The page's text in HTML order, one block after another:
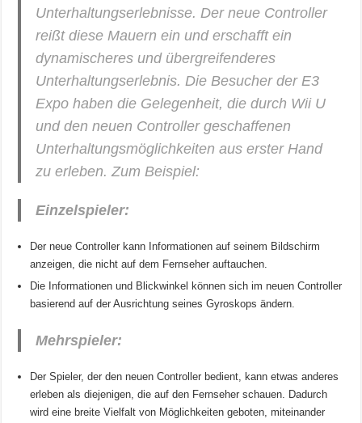
Unterhaltungserlebnisse. Der neue Controller
reißt diese Mauern ein und erschafft ein
dynamischeres und übergreifenderes
Unterhaltungserlebnis. Die Besucher der E3
Expo haben die Gelegenheit, die durch Wii U
und den neuen Controller geschaffenen
Unterhaltungsmöglichkeiten aus erster Hand
zu erleben. Zum Beispiel:
Einzelspieler:
Der neue Controller kann Informationen auf seinem Bildschirm
anzeigen, die nicht auf dem Fernseher auftauchen.
Die Informationen und Blickwinkel können sich im neuen Controller
basierend auf der Ausrichtung seines Gyroskops ändern.
Mehrspieler:
Der Spieler, der den neuen Controller bedient, kann etwas anderes
erleben als diejenigen, die auf den Fernseher schauen. Dadurch
wird eine breite Vielfalt von Möglichkeiten geboten, miteinander